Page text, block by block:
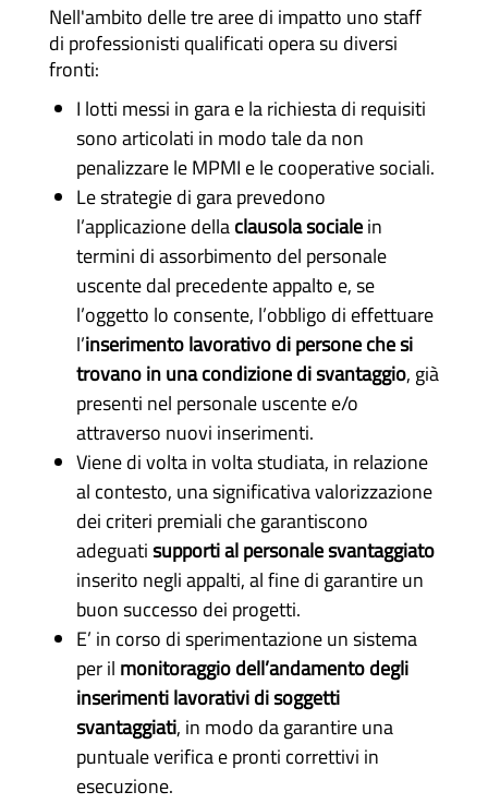
Nell'ambito delle tre aree di impatto uno staff
di professionisti qualificati opera su diversi
fronti:
I lotti messi in gara e la richiesta di requisiti
sono articolati in modo tale da non
penalizzare le MPMI e le cooperative sociali.
Le strategie di gara prevedono
l’applicazione dellaclausola socialein
termini di assorbimento del personale
uscente dal precedente appalto e, se
l’oggetto lo consente, l’obbligo di effettuare
l’inserimento lavorativo di persone che si
trovano in una condizione di svantaggio, già
presenti nel personale uscente e/o
attraverso nuovi inserimenti.
Viene di volta in volta studiata, in relazione
al contesto, una significativa valorizzazione
dei criteri premiali che garantiscono
adeguatisupporti al personale svantaggiato
inserito negli appalti, al fine di garantire un
buon successo dei progetti.
E’ in corso di sperimentazione un sistema
per il monitoraggio dell’andamento degli
inserimenti lavorativi di soggetti
svantaggiati, in modo da garantire una
puntuale verifica e pronti correttivi in
esecuzione.